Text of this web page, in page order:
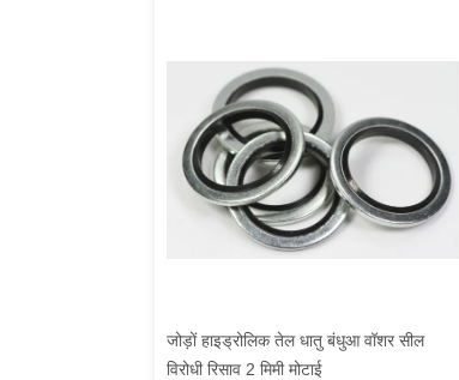
जोड़ों हाइड्रोलिक तेल धातु बंधुआ वॉशर सील
विरोधी रिसाव 2 मिमी मोटाई